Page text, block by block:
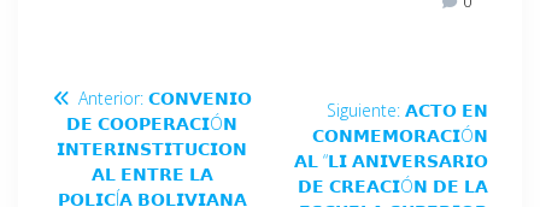
Anterior: 𝗖𝗢𝗡𝗩𝗘𝗡𝗜𝗢
𝗗𝗘 𝗖𝗢𝗢𝗣𝗘𝗥𝗔𝗖𝗜Ó𝗡
𝗜𝗡𝗧𝗘𝗥𝗜𝗡𝗦𝗧𝗜𝗧𝗨𝗖𝗜𝗢𝗡
𝗔𝗟 𝗘𝗡𝗧𝗥𝗘 𝗟𝗔
𝗣𝗢𝗟𝗜𝗖Í𝗔 𝗕𝗢𝗟𝗜𝗩𝗜𝗔𝗡𝗔
Siguiente: 𝗔𝗖𝗧𝗢 𝗘𝗡
𝗖𝗢𝗡𝗠𝗘𝗠𝗢𝗥𝗔𝗖𝗜Ó𝗡
𝗔𝗟 “𝗟𝗜 𝗔𝗡𝗜𝗩𝗘𝗥𝗦𝗔𝗥𝗜𝗢
𝗗𝗘 𝗖𝗥𝗘𝗔𝗖𝗜Ó𝗡 𝗗𝗘 𝗟𝗔